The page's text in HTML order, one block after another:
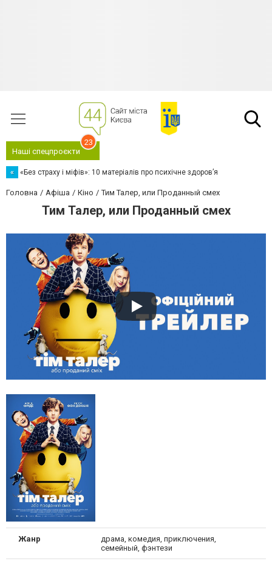
Наші спецпроєкти
23
« «Без страху і міфів»: 10 матеріалів про психічне здоров’я
Головна Афіша Кіно Тим Талер, или Проданный смех
Тим Талер, или Проданный смех
Жанр
драма, комедия, приключения,
семейный, фэнтези